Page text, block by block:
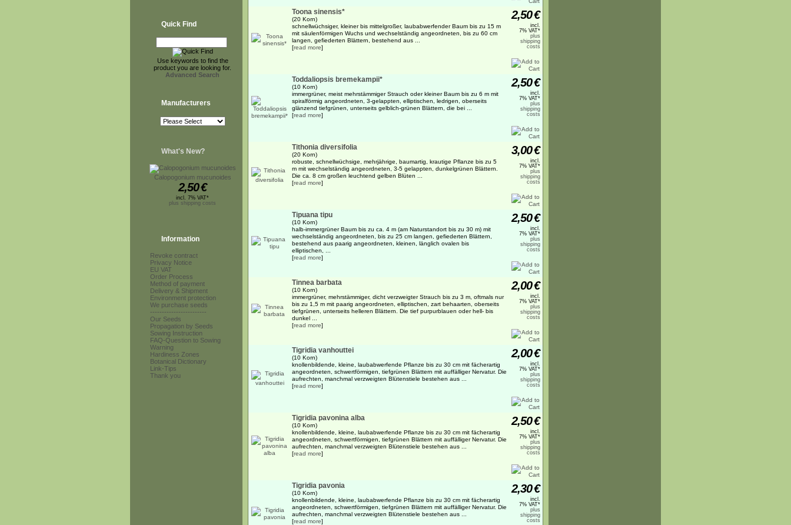
Quick Find
Use keywords to find the
product you are looking for.
Advanced Search
Manufacturers
What's New?
Calopogonium mucunoides
2,50€
incl. 7% VAT*
plus shipping costs
Information
Revoke contract
Privacy Notice
EU VAT
Order Process
Method of payment
Delivery & Shipment
Environment protection
We purchase seeds
------------------------
Our Seeds
Propagation by Seeds
Sowing Instruction
FAQ-Question to Sowing
Warning
Hardiness Zones
Botanical Dictionary
Link-Tips
Thank you
Toona sinensis*
(20 Korn)
schnellwüchsiger, kleiner bis mittelgroßer, laubabwerfender Baum bis zu 15 m
mit säulenförmigen Wuchs und wechselständig angeordneten, bis zu 60 cm
langen, gefiederten Blättern, bestehend aus ...
[read more]
2,50€
incl.
7% VAT*
plus
shipping
costs
Toddaliopsis bremekampii*
(10 Korn)
immergrüner, meist mehrstämmiger Strauch oder kleiner Baum bis zu 6 m mit
spiralförmig angeordneten, 3-gelappten, elliptischen, ledrigen, oberseits
glänzend tiefgrünen, unterseits gelblich-grünen Blättern, die bei ...
[read more]
2,50€
incl.
7% VAT*
plus
shipping
costs
Tithonia diversifolia
(20 Korn)
robuste, schnellwüchsige, mehrjährige, baumartig, krautige Pflanze bis zu 5
m mit wechselständig angeordneten, 3-5 gelappten, dunkelgrünen Blättern.
Die ca. 8 cm großen leuchtend gelben Blüten ...
[read more]
3,00€
incl.
7% VAT*
plus
shipping
costs
Tipuana tipu
(10 Korn)
halb-immergrüner Baum bis zu ca. 4 m (am Naturstandort bis zu 30 m) mit
wechselständig angeordneten, bis zu 25 cm langen, gefiederten Blättern,
bestehend aus paarig angeordneten, kleinen, länglich ovalen bis
elliptischen, ...
[read more]
2,50€
incl.
7% VAT*
plus
shipping
costs
Tinnea barbata
(10 Korn)
immergrüner, mehrstämmiger, dicht verzweigter Strauch bis zu 3 m, oftmals nur
bis zu 1,5 m mit paarig angeordneten, elliptischen, zart behaarten, oberseits
tiefgrünen, unterseits helleren Blättern. Die tief purpurblauen oder hell- bis
dunkel ...
[read more]
2,00€
incl.
7% VAT*
plus
shipping
costs
Tigridia vanhouttei
(10 Korn)
knollenbildende, kleine, laubabwerfende Pflanze bis zu 30 cm mit fächerartig
angeordneten, schwertförmigen, tiefgrünen Blättern mit auffälliger Nervatur. Die
aufrechten, manchmal verzweigten Blütenstiele bestehen aus ...
[read more]
2,00€
incl.
7% VAT*
plus
shipping
costs
Tigridia pavonina alba
(10 Korn)
knollenbildende, kleine, laubabwerfende Pflanze bis zu 30 cm mit fächerartig
angeordneten, schwertförmigen, tiefgrünen Blättern mit auffälliger Nervatur. Die
aufrechten, manchmal verzweigten Blütenstiele bestehen aus ...
[read more]
2,50€
incl.
7% VAT*
plus
shipping
costs
Tigridia pavonia
(10 Korn)
knollenbildende, kleine, laubabwerfende Pflanze bis zu 30 cm mit fächerartig
angeordneten, schwertförmigen, tiefgrünen Blättern mit auffälliger Nervatur. Die
aufrechten, manchmal verzweigten Blütenstiele bestehen aus ...
[read more]
2,30€
incl.
7% VAT*
plus
shipping
costs